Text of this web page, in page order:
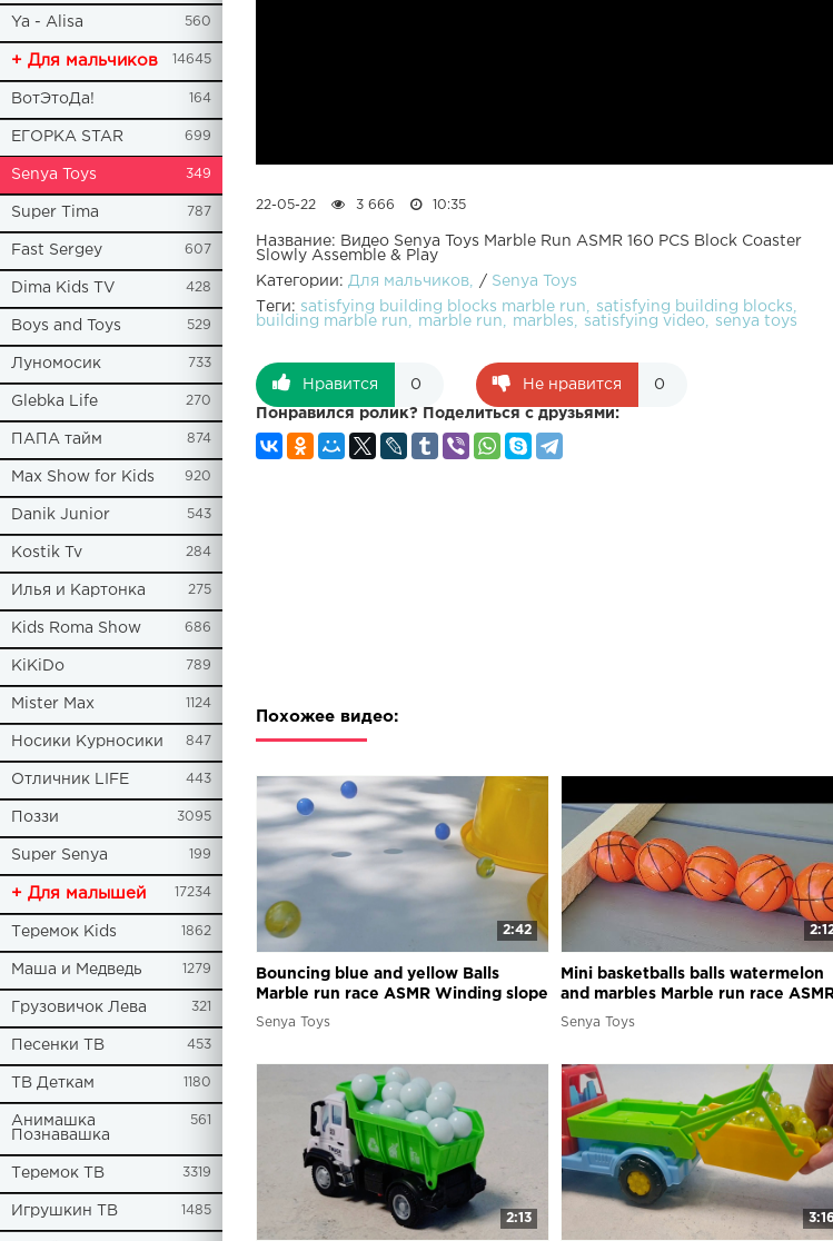
Ya - Alisa 560
+ Для мальчиков 14645
ВотЭтоДа! 164
ЕГОРКА STAR 699
Senya Toys 349
Super Tima 787
Fast Sergey 607
Dima Kids TV 428
Boys and Toys 529
Луномосик 733
Glebka Life 270
ПАПА тайм 874
Max Show for Kids 920
Danik Junior 543
Kostik Tv 284
Илья и Картонка 275
Kids Roma Show 686
KiKiDo 789
Mister Max 1124
Носики Курносики 847
Отличник LIFE 443
Поззи 3095
Super Senya 199
+ Для малышей 17234
Теремок Kids 1862
Маша и Медведь 1279
Грузовичок Лева 321
Песенки ТВ 453
ТВ Деткам 1180
Анимашка
Познавашка
561
Теремок ТВ 3319
Игрушкин ТВ 1485
22-05-22 3 666 10:35
Название: Видео Senya Toys Marble Run ASMR 160 PCS Block Coaster
Slowly Assemble & Play
Категории: Для мальчиков / Senya Toys
Теги: satisfying building blocks marble run
satisfying building blocks
building marble run
marble run marbles satisfying video senya toys
Нравится 0 Не нравится 0
Понравился ролик? Поделиться с друзьями:
Похожее видео:
2:42
Bouncing blue and yellow Balls
Marble run race ASMR Winding slope
Senya Toys
Mini basketballs balls watermelon
and marbles Marble run race
Senya Toys
2:13